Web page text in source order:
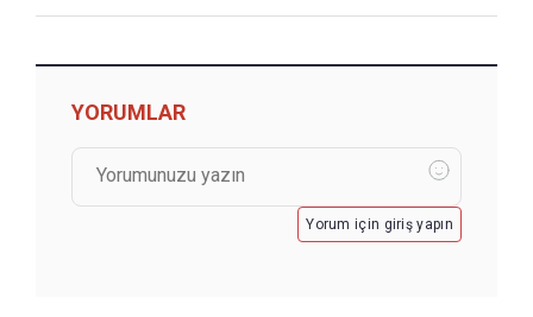
YORUMLAR
Yorum için giriş yapın